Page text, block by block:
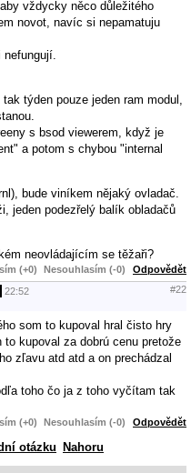
vždycky něco důležitého
novot, navíc si nepamatuju
týden pouze jeden ram modul,
s bsod viewerem, když je
a potom s chybou "internal
bude viníkem nějaký ovladač.
jeden podezřelý balík obladačů
neovládajícím se těžaři?
(+0) Nesouhlasím (-0) Odpovědět
22:52 #22
som to kupoval hral čisto hry
kupoval za dobrú cenu pretože
zľavu atd atd a on prechádzal
toho čo ja z toho vyčítam tak
(+0) Nesouhlasím (-0) Odpovědět
otázku Nahoru